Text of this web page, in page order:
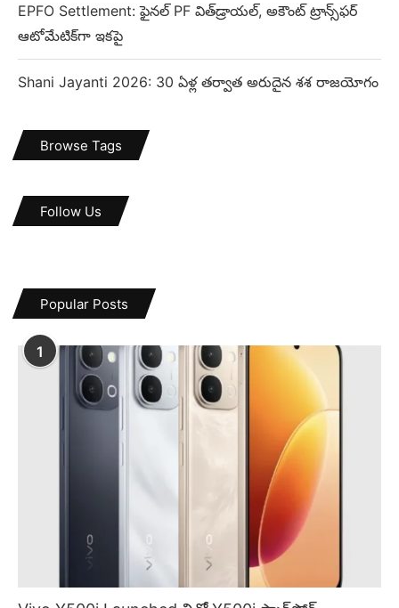
EPFO Settlement: ఫైనల్ PF విత్‌డ్రాయల్, అకౌంట్ ట్రాన్స్‌ఫర్
ఆటోమేటిక్‌గా ఇకపై
Shani Jayanti 2026: 30 ఏళ్ల తర్వాత అరుదైన శశ రాజయోగం
Browse Tags
Follow Us
Popular Posts
1